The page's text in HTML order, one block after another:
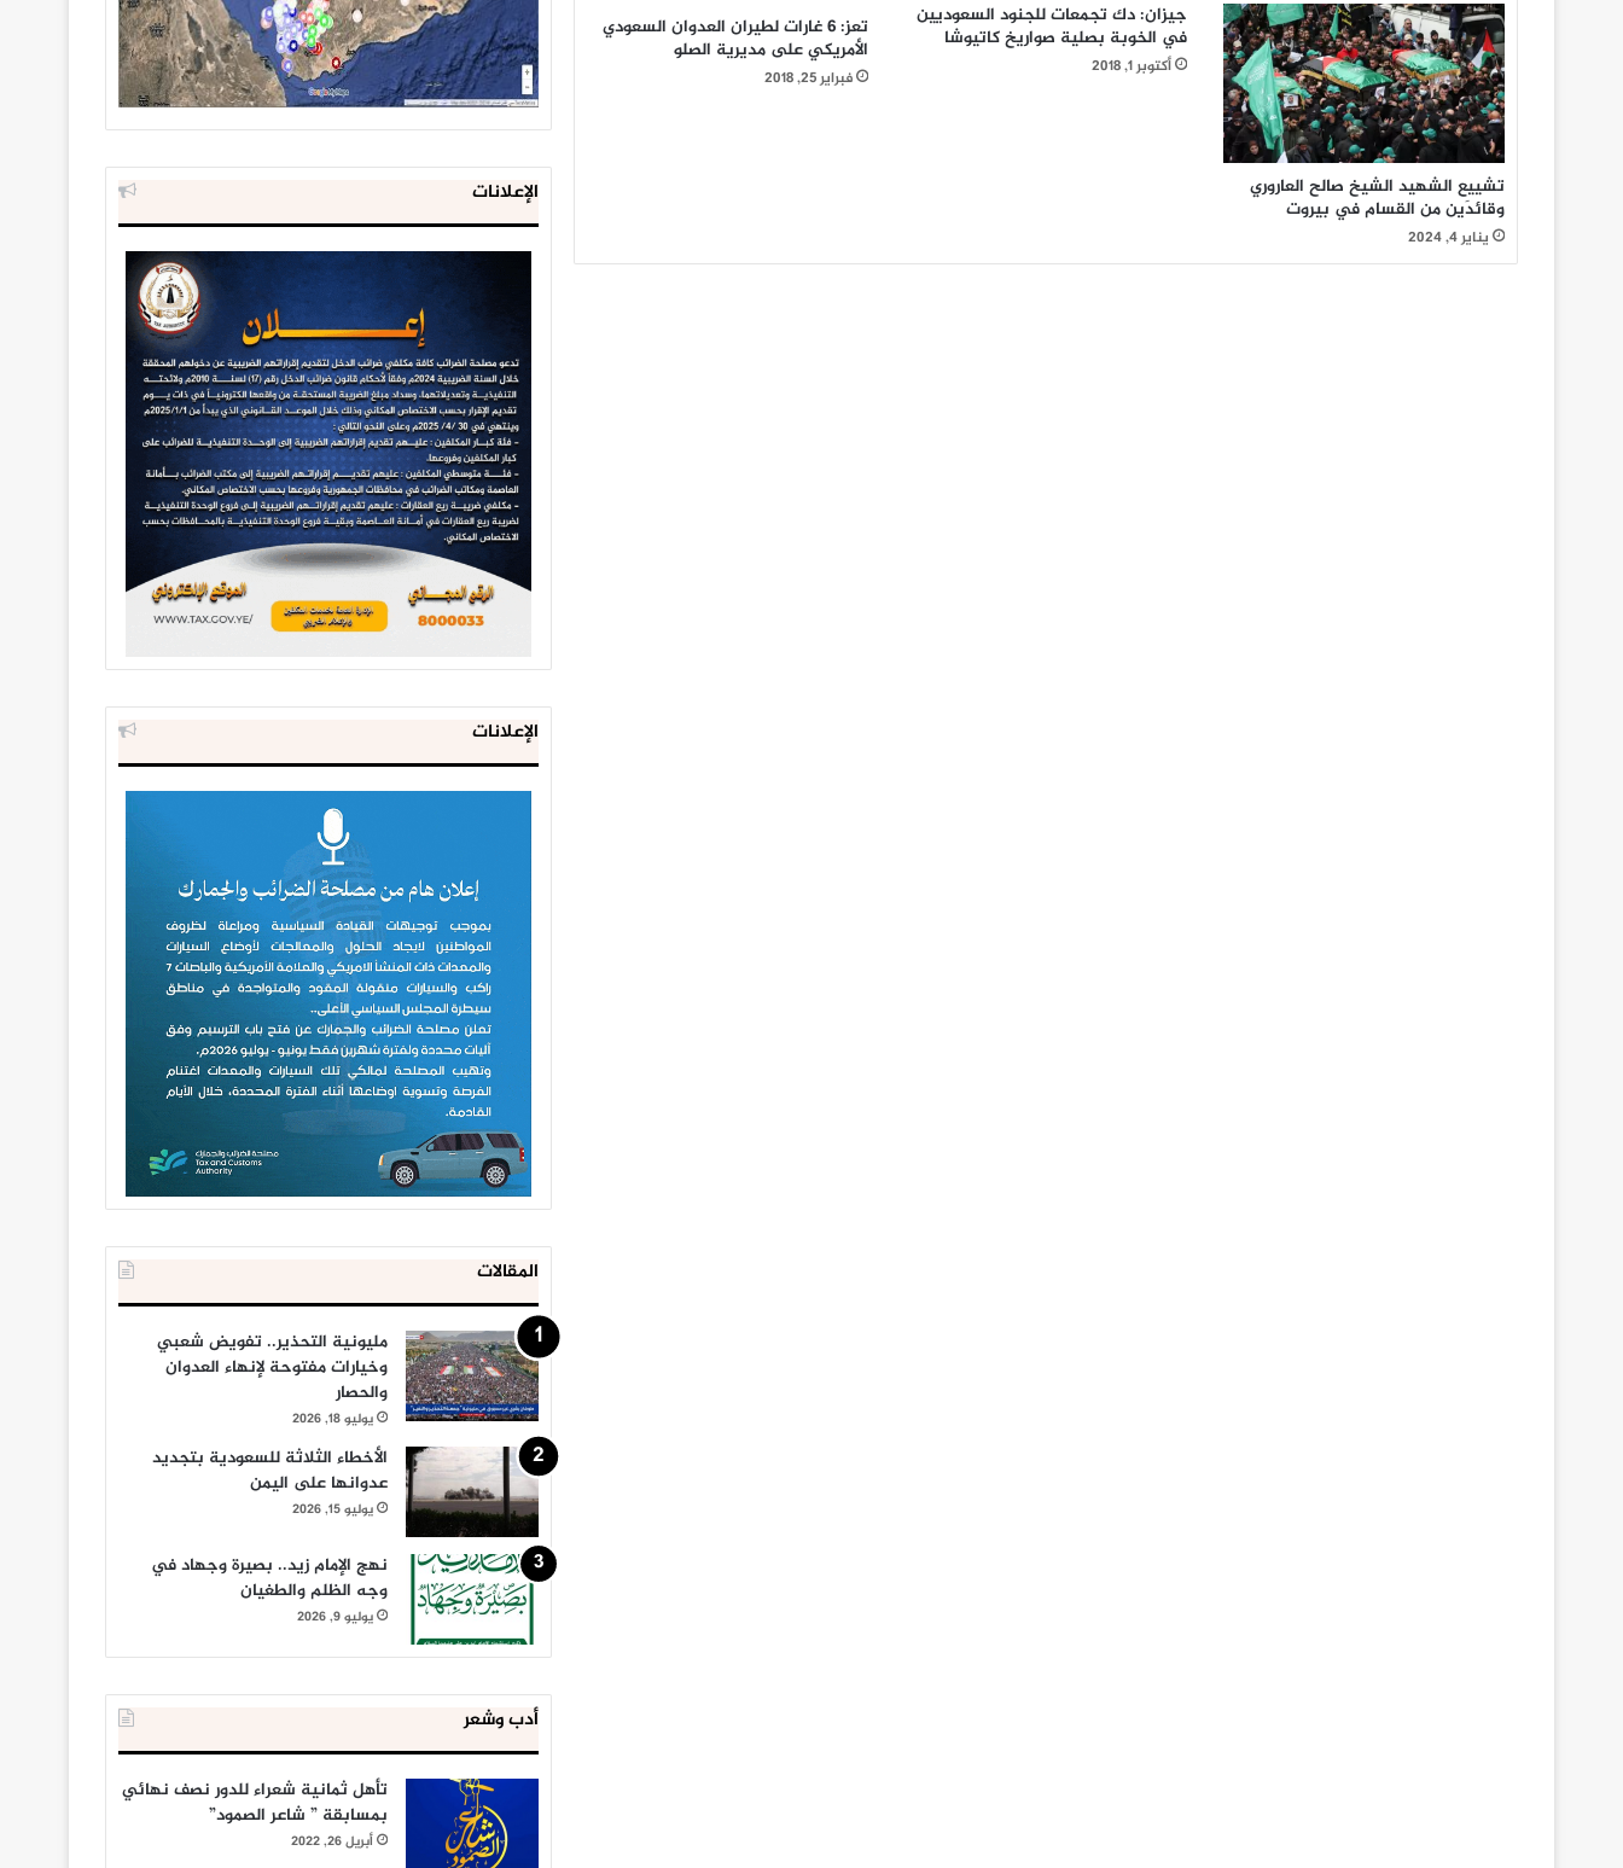
تشييع الشهيد الشيخ صالح العاروري
وقائدَين من القسام في بيروت
يناير 4, 2024
جيزان: دك تجمعات للجنود السعوديين
في الخوبة بصلية صواريخ كاتيوشا
أكتوبر 1, 2018
تعز: 6 غارات لطيران العدوان السعودي
الأمريكي على مديرية الصلو
فبراير 25, 2018
الإعلانات
الإعلانات
المقالات
مليونية التحذير.. تفويض شعبي
وخيارات مفتوحة لإنهاء العدوان
والحصار
يوليو 18, 2026
الأخطاء الثلاثة للسعودية بتجديد
عدوانها على اليمن
يوليو 15, 2026
نهج الإمام زيد.. بصيرة وجهاد في
وجه الظلم والطغيان
يوليو 9, 2026
أدب وشعر
تأهل ثمانية شعراء للدور نصف نهائي
بمسابقة ” شاعر الصمود”
أبريل 26, 2022